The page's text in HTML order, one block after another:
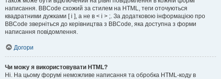
написання. BBCode схожий за стилем на HTML, теги оточуються
квадратними дужками [ і ], а не в < і > ;. За додатковою інформацією про
BBCode зверніться до керівництва з BBCode, яка доступна з форми
написання повідомлення.
Догори
Чи можу я використовувати HTML?
Ні. На цьому форумі неможливе написання та обробка HTML-коду в